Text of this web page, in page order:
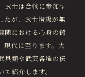
武士は合戦に参加す
たが、武士階級が無
関における心身の鍛
現代に至ります。大
具類や武芸各種の伝
て紹介します。